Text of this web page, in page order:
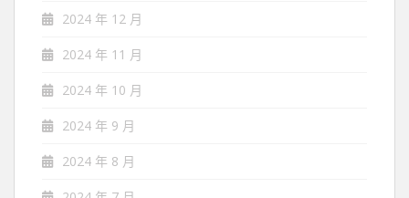
2024 年 12 月
2024 年 11 月
2024 年 10 月
2024 年 9 月
2024 年 8 月